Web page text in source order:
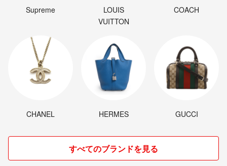
Supreme
LOUIS
VUITTON
COACH
CHANEL HERMES GUCCI
すべてのブランドを見る